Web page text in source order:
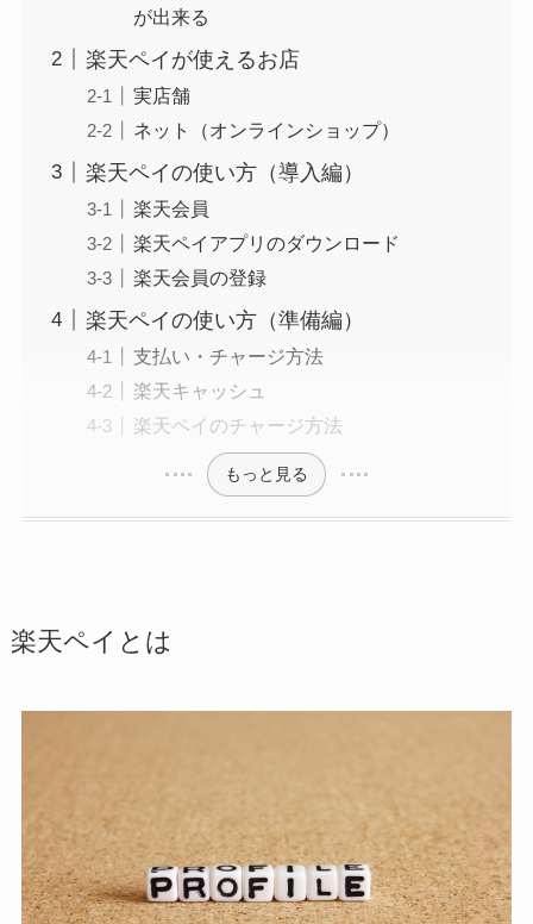
が出来る
楽天ペイが使えるお店
実店舗
ネット（オンラインショップ）
楽天ペイの使い方（導入編）
楽天会員
楽天ペイアプリのダウンロード
楽天会員の登録
楽天ペイの使い方（準備編）
支払い・チャージ方法
楽天キャッシュ
楽天ペイのチャージ方法
もっと見る
楽天ペイとは